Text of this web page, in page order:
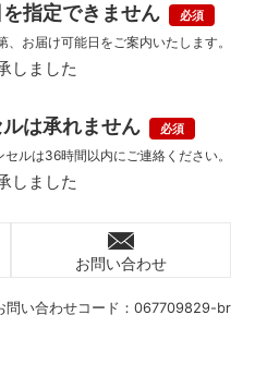
問い合わせコード： 067709829-br
指定できません
しました
お届け可能日をご案内いたします。
は承れません
しました
セルは36時間以内にご連絡ください。
お問い合わせ